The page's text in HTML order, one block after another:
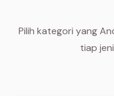
Pilih kategori yang
tiap